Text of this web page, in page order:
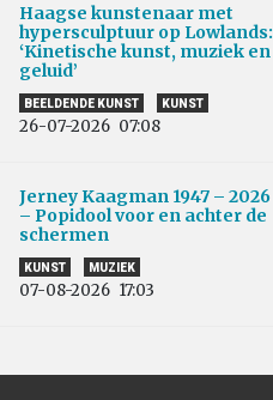
Haagse kunstenaar met
hypersculptuur op Lowlands:
‘Kinetische kunst, muziek en
geluid’
BEELDENDE KUNST KUNST
26-07-2026 07:08
Jerney Kaagman 1947 – 2026
– Popidool voor en achter de
schermen
KUNST MUZIEK
07-08-2026 17:03